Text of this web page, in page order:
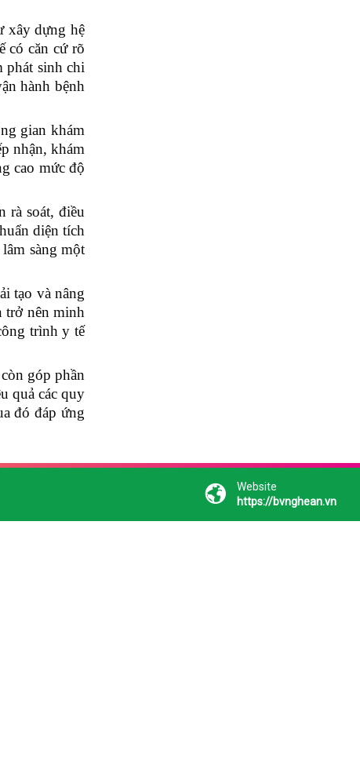
xây dựng hệ
có căn cứ rõ
phát sinh chi
hành bệnh
gian khám
nhận, khám
cao mức độ
rà soát, điều
diện tích
sàng một
tạo và nâng
trở nên minh
trình y tế
góp phần
quả các quy
đó đáp ứng
Website
https://bvnghean.vn